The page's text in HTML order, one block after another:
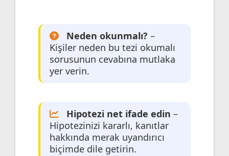
Neden okunmalı? –
Kişiler neden bu tezi okumalı
sorusunun cevabına mutlaka
yer verin.
Hipotezi net ifade edin –
Hipotezinizi kararlı, kanıtlar
hakkında merak uyandırıcı
biçimde dile getirin.